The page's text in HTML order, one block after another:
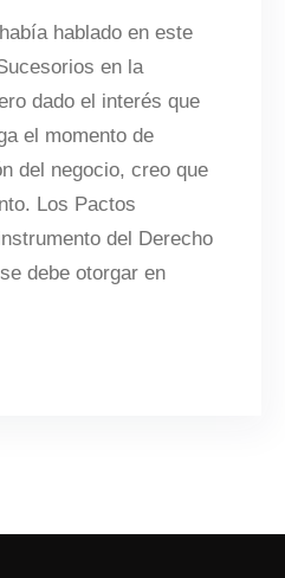
hablado en este
en la
dado el interés que
el momento de
del negocio, creo que
Los Pactos
del Derecho
debe otorgar en